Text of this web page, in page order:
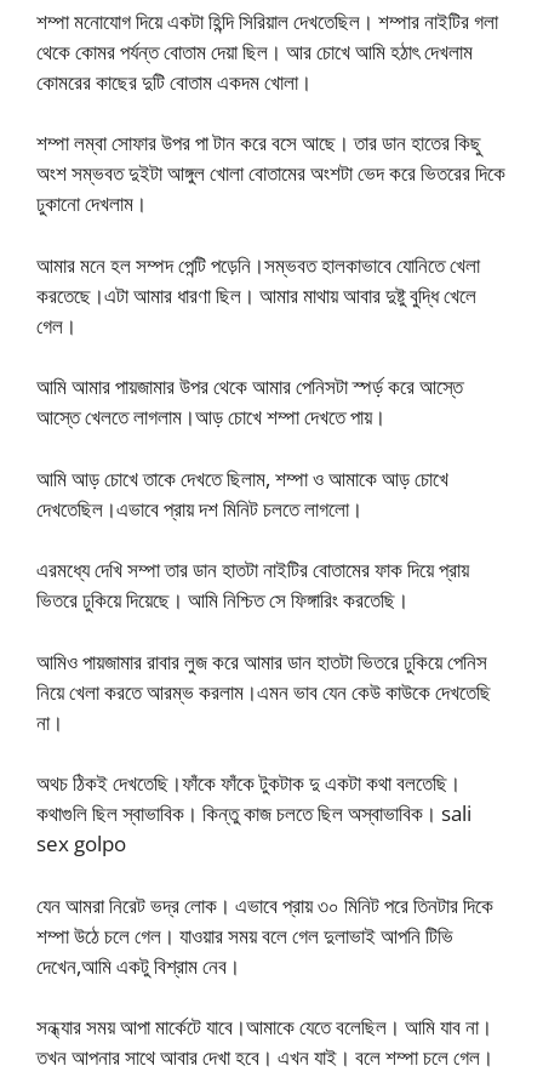
শম্পা মনোযোগ দিয়ে একটা হিন্দি সিরিয়াল দেখতেছিল। শম্পার নাইটির গলা
থেকে কোমর পর্যন্ত বোতাম দেয়া ছিল। আর চোখে আমি হঠাৎ দেখলাম
কোমরের কাছের দুটি বোতাম একদম খোলা।
শম্পা লম্বা সোফার উপর পা টান করে বসে আছে। তার ডান হাতের কিছু
অংশ সম্ভবত দুইটা আঙ্গুল খোলা বোতামের অংশটা ভেদ করে ভিতরের দিকে
ঢুকানো দেখলাম।
আমার মনে হল সম্পদ পেন্টি পড়েনি।সম্ভবত হালকাভাবে যোনিতে খেলা
করতেছে।এটা আমার ধারণা ছিল। আমার মাথায় আবার দুষ্টু বুদ্ধি খেলে
গেল।
আমি আমার পায়জামার উপর থেকে আমার পেনিসটা স্পর্ড় করে আস্তে
আস্তে খেলতে লাগলাম।আড় চোখে শম্পা দেখতে পায়।
আমি আড় চোখে তাকে দেখতে ছিলাম, শম্পা ও আমাকে আড় চোখে
দেখতেছিল।এভাবে প্রায় দশ মিনিট চলতে লাগলো।
এরমধ্যে দেখি সম্পা তার ডান হাতটা নাইটির বোতামের ফাক দিয়ে প্রায়
ভিতরে ঢুকিয়ে দিয়েছে। আমি নিশ্চিত সে ফিঙ্গারিং করতেছি।
আমিও পায়জামার রাবার লুজ করে আমার ডান হাতটা ভিতরে ঢুকিয়ে পেনিস
নিয়ে খেলা করতে আরম্ভ করলাম।এমন ভাব যেন কেউ কাউকে দেখতেছি
না।
অথচ ঠিকই দেখতেছি।ফাঁকে ফাঁকে টুকটাক দু একটা কথা বলতেছি।
কথাগুলি ছিল স্বাভাবিক। কিন্তু কাজ চলতে ছিল অস্বাভাবিক। sali
sex golpo
যেন আমরা নিরেট ভদ্র লোক। এভাবে প্রায় ৩০ মিনিট পরে তিনটার দিকে
শম্পা উঠে চলে গেল। যাওয়ার সময় বলে গেল দুলাভাই আপনি টিভি
দেখেন,আমি একটু বিশ্রাম নেব।
সন্ধ্যার সময় আপা মার্কেটে যাবে।আমাকে যেতে বলেছিল। আমি যাব না।
তখন আপনার সাথে আবার দেখা হবে। এখন যাই। বলে শম্পা চলে গেল।